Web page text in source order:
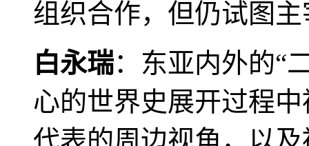
组织合作，但仍试图
白永瑞：东亚内外的“
心的世界史展开过程